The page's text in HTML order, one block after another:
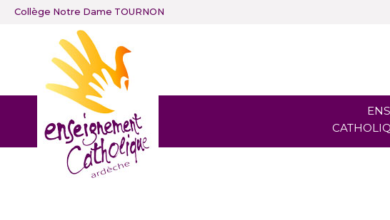
Collège Notre Dame TOURNON